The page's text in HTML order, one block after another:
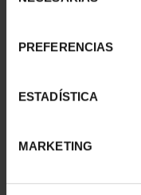
PREFERENCIAS
ESTADÍSTICA
MARKETING